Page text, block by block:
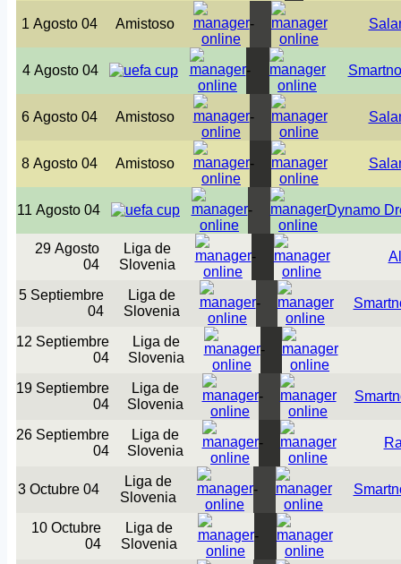
1 Agosto 04 Amistoso -
4 Agosto 04 -
6 Agosto 04 Amistoso -
8 Agosto 04 Amistoso -
11 Agosto 04 - Dynamo
29 Agosto
04
Liga de
Slovenia
-
5 Septiembre
04
Liga de
Slovenia
-
12 Septiembre
04
Liga de
Slovenia
-
19 Septiembre
04
Liga de
Slovenia
-
26 Septiembre
04
Liga de
Slovenia
-
3 Octubre 04
Liga de
Slovenia
-
10 Octubre
04
Liga de
Slovenia
-